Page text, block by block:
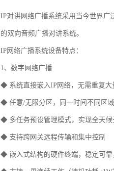
IP对讲网络广播系统采用当今世界广
的双向音频广播对讲系统。
IP网络广播系统设备特点：
1、数字网络广播
◆ 系统直接嵌入IP网络，无需重复大
◆ 任意/无限分区，同一时间不同区
◆ 多任务预设管理模式，实现全天候
◆ 支持跨网关远程传输和集中控制
◆ 嵌入式结构的硬件终端，稳定可靠